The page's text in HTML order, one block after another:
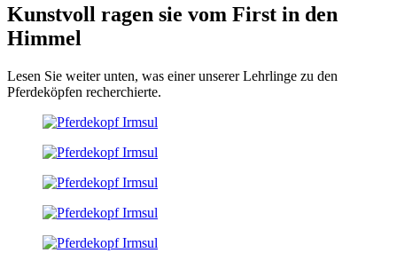
Kunstvoll ragen sie vom First in den
Himmel
Lesen Sie weiter unten, was einer unserer Lehrlinge zu den
Pferdeköpfen recherchierte.